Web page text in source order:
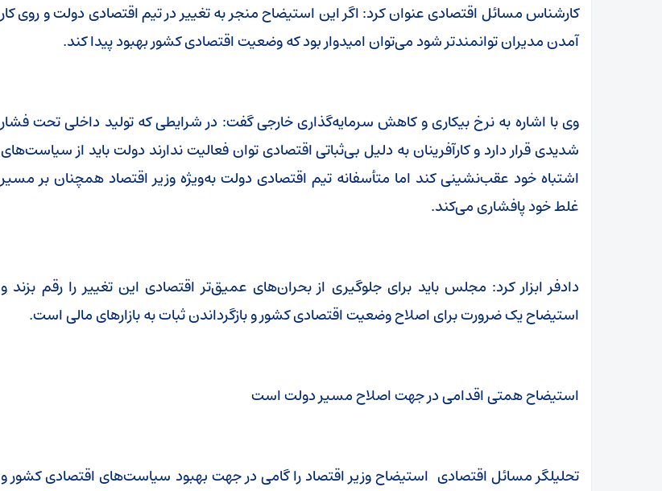
کارشناس مسائل اقتصادی عنوان کرد: اگر این استیضاح منجر به تغییر در تیم اقتصادی دولت و روی کار
آمدن مدیران توانمندتر شود می‌توان امیدوار بود که وضعیت اقتصادی کشور بهبود پیدا کند.
وی با اشاره به نرخ بیکاری و کاهش سرمایه‌گذاری خارجی گفت: در شرایطی که تولید داخلی تحت فشار
شدیدی قرار دارد و کارآفرینان به دلیل بی‌ثباتی اقتصادی توان فعالیت ندارند دولت باید از سیاست‌های
اشتباه خود عقب‌نشینی کند اما متأسفانه تیم اقتصادی دولت به‌ویژه وزیر اقتصاد همچنان بر مسیر
غلط خود پافشاری می‌کند.
دادفر ابزار کرد: مجلس باید برای جلوگیری از بحران‌های عمیق‌تر اقتصادی این تغییر را رقم بزند و
استیضاح یک ضرورت برای اصلاح وضعیت اقتصادی کشور و بازگرداندن ثبات به بازارهای مالی است.
استیضاح همتی اقدامی در جهت اصلاح مسیر دولت است
تحلیلگر مسائل اقتصادی استیضاح وزیر اقتصاد را گامی در جهت بهبود سیاست‌های اقتصادی کشور و